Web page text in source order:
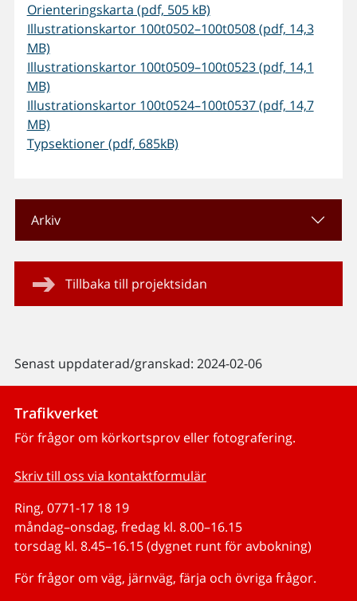
Orienteringskarta (pdf, 505 kB)
Illustrationskartor 100t0502–100t0508 (pdf, 14,3
MB)
Illustrationskartor 100t0509–100t0523 (pdf, 14,1
MB)
Illustrationskartor 100t0524–100t0537 (pdf, 14,7
MB)
Typsektioner (pdf, 685kB)
Arkiv
Tillbaka till projektsidan
Senast uppdaterad/granskad: 2024-02-06
Trafikverket
För frågor om körkortsprov eller fotografering.
Skriv till oss via kontaktformulär
Ring, 0771-17 18 19
måndag–onsdag, fredag kl. 8.00–16.15
torsdag kl. 8.45–16.15 (dygnet runt för avbokning)
För frågor om väg, järnväg, färja och övriga frågor.